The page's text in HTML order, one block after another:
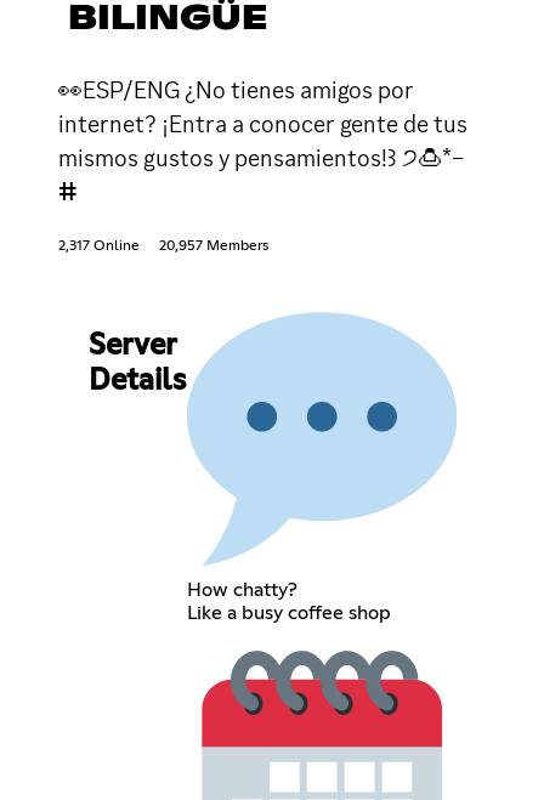
BILINGÜE
👀ESP/ENG ¿No tienes amigos por
internet? ¡Entra a conocer gente de tus
mismos gustos y pensamientos!꒱ ੭🍮*–
ⵌ
2,317 Online 20,957 Members
Server
Details
How chatty?
Like a busy coffee shop